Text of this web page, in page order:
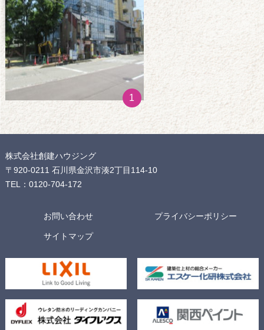
1
株式会社創建ハウジング
〒920-0211 石川県金沢市湊2丁目114-10
TEL：0120-704-172
お問い合わせ プライバシーポリシー
サイトマップ